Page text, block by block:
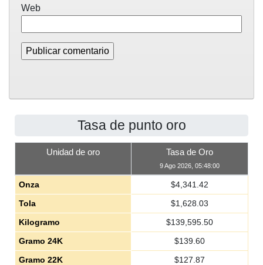
Web
Tasa de punto oro
Unidad de oro Tasa de Oro
9 Ago 2026, 05:48:00
Onza $4,341.42
Tola
$1,628.03
Kilogramo
$139,595.50
Gramo 24K
$139.60
Gramo 22K
$127.87